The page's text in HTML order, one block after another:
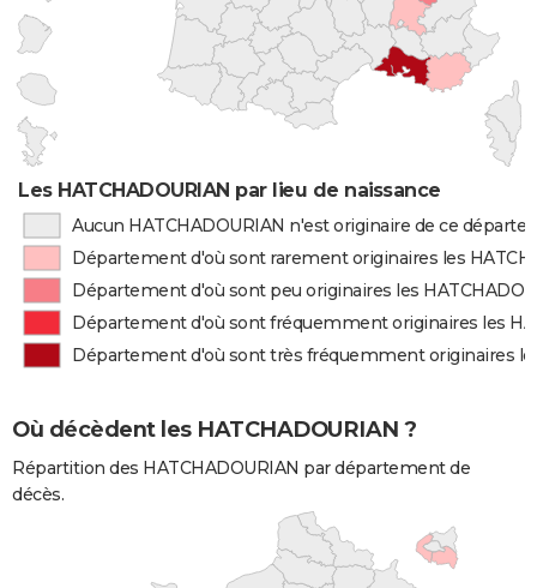
Les HATCHADOURIAN par lieu de naissance
Aucun HATCHADOURIAN n'est originaire de ce
Département d'où sont rarement originaires les
Département d'où sont peu originaires les
Département d'où sont fréquemment originaires les
Département d'où sont très fréquemment originaires
Où décèdent les HATCHADOURIAN ?
Répartition des HATCHADOURIAN par département de
décès.